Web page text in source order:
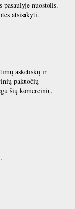
pasaulyje nuostolis.
atsisakyti.
asketiškų ir
pakuočių
šių komercinių,